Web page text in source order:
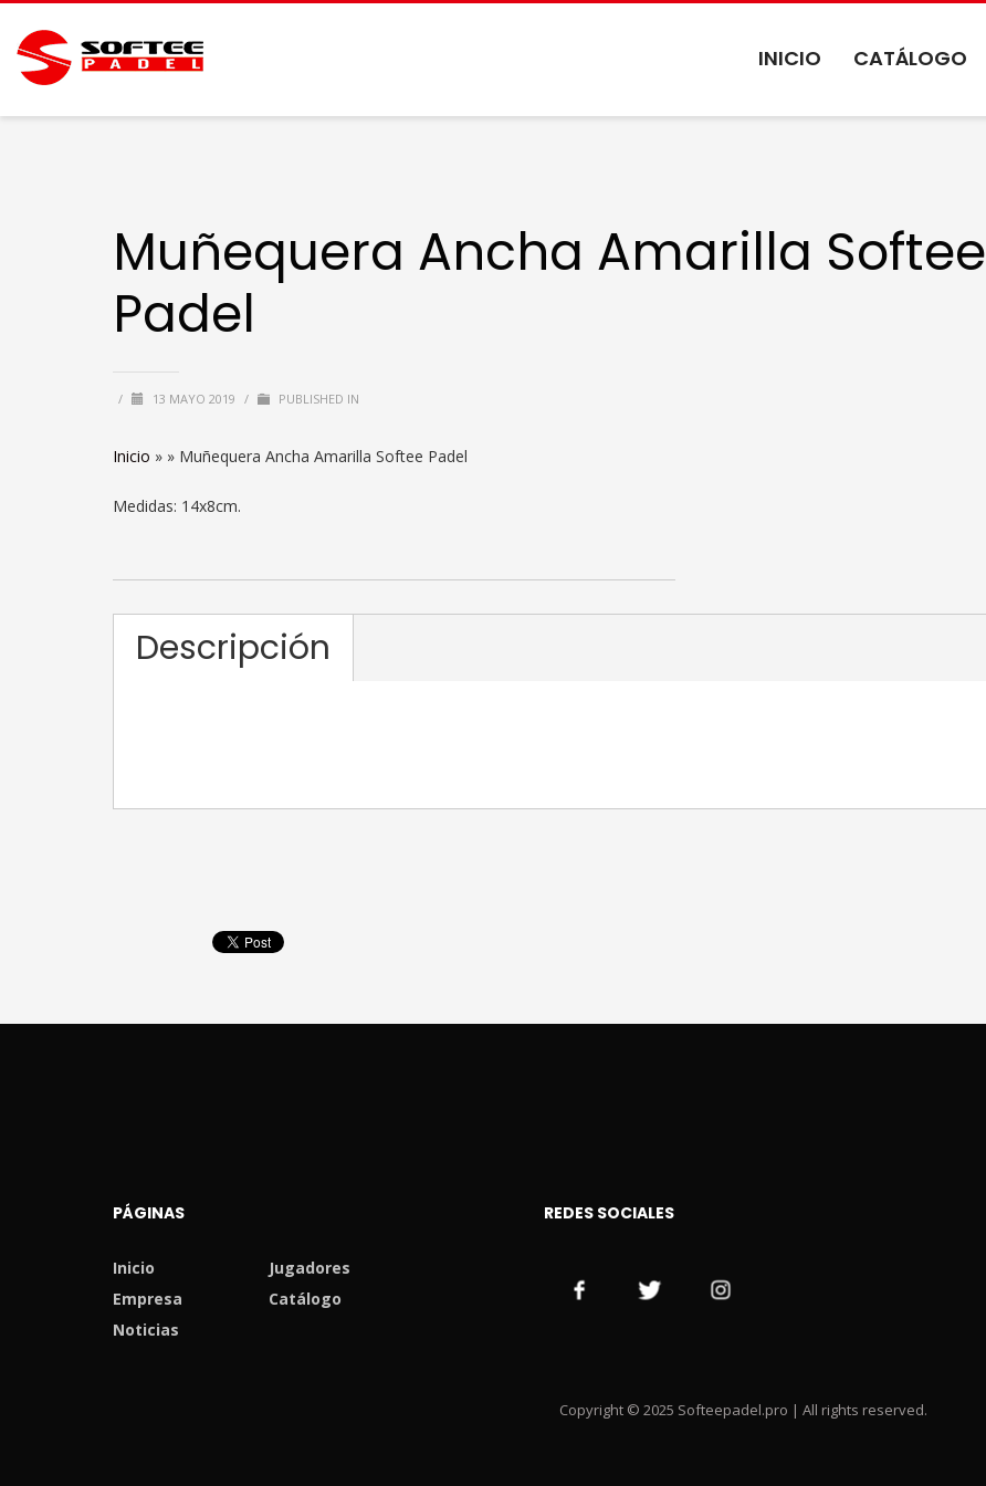
INICIO CATÁLOGO
Muñequera Ancha Amarilla Softee
Padel
/ 13 MAYO 2019 / PUBLISHED IN
Inicio » » Muñequera Ancha Amarilla Softee Padel
Medidas: 14x8cm.
Descripción
PÁGINAS
Inicio
Jugadores
Empresa
Catálogo
Noticias
REDES SOCIALES
Copyright © 2025 Softeepadel.pro | All rights reserved.